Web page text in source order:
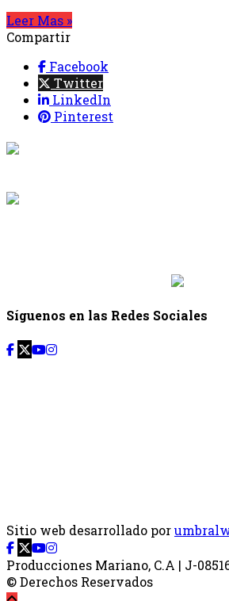
Leer Mas »
Compartir
Facebook
Twitter
LinkedIn
Pinterest
Síguenos en las Redes Sociales
Sitio web desarrollado por
Producciones Mariano, C.A | J-
© Derechos Reservados